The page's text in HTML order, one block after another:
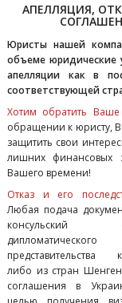
АПЕЛЛЯЦИЯ,
Юристы нашей
объеме юридические
апелляции как в
соответствующей
Хотим обратить
обращении к юристу,
защитить свои
лишних финансовых
Вашего времени!
Отказ и его
Любая подача
консульский
дипломатического
представительства
либо из стран
соглашения в